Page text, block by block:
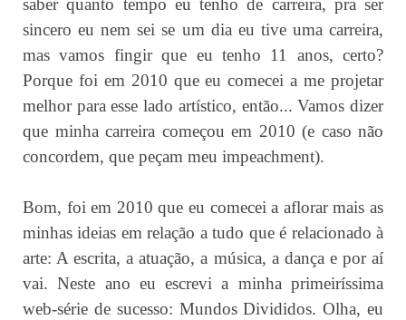
saber quanto tempo eu tenho de carreira, pra ser
sincero eu nem sei se um dia eu tive uma carreira,
mas vamos fingir que eu tenho 11 anos, certo?
Porque foi em 2010 que eu comecei a me projetar
melhor para esse lado artístico, então... Vamos dizer
que minha carreira começou em 2010 (e caso não
concordem, que peçam meu impeachment).
Bom, foi em 2010 que eu comecei a aflorar mais as
minhas ideias em relação a tudo que é relacionado à
arte: A escrita, a atuação, a música, a dança e por aí
vai. Neste ano eu escrevi a minha primeiríssima
web-série de sucesso: Mundos Divididos. Olha, eu